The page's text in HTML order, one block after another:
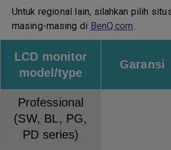
Untuk regional lain, silahkan pilih
masing-masing di BenQ.com.
LCD monitor
model/type
Garansi
Professional
(SW, BL, PG,
PD series)